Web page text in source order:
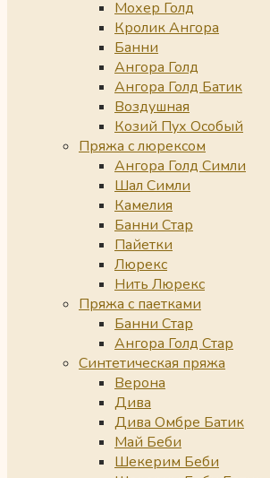
Мохер Голд
Кролик Ангора
Банни
Ангора Голд
Ангора Голд Батик
Воздушная
Козий Пух Особый
Пряжа с люрексом
Ангора Голд Симли
Шал Симли
Камелия
Банни Стар
Пайетки
Люрекс
Нить Люрекс
Пряжа с паетками
Банни Стар
Ангора Голд Стар
Синтетическая пряжа
Верона
Дива
Дива Омбре Батик
Май Беби
Шекерим Беби